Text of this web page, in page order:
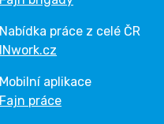
Nabídka práce z celé ČR
INwork.cz
Mobilní aplikace
Fajn práce